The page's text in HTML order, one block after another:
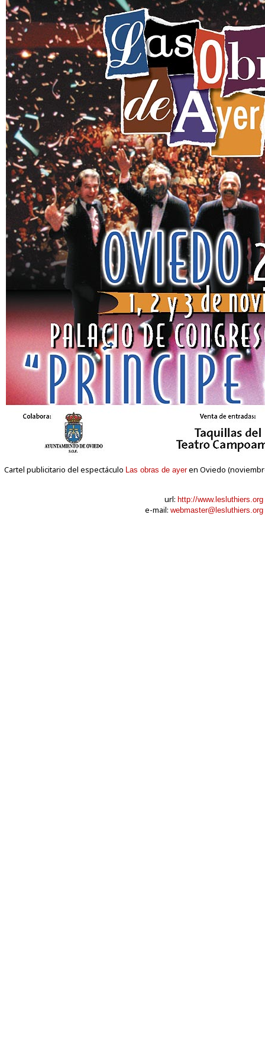
Cartel publicitario del espectáculo Las obras de ayeren Oviedo
url: http://www.lesluthiers.org
e-mail: webmaster@lesluthiers.org